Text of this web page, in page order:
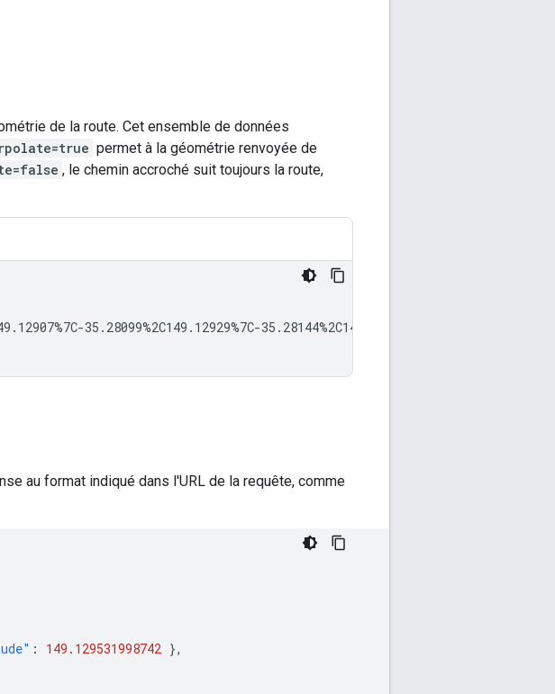
de la route. Cet ensemble de données
permet à la géométrie renvoyée de
, le chemin accroché suit toujours la route,
35.28099%2C149.12929%7C-35.28144%2C149.12984%7C-
au format indiqué dans l'URL de la requête, comme
: 149.129531998742 },